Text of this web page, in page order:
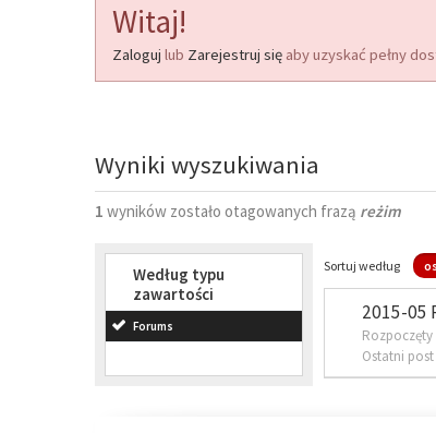
Witaj!
Zaloguj lub Zarejestruj się aby uzyskać pełny
Wyniki wyszukiwania
1 wyników zostało otagowanych frazą reżim
Według typu
zawartości
Forums
Sortuj według
2015-05
Rozpoczęty
Ostatni